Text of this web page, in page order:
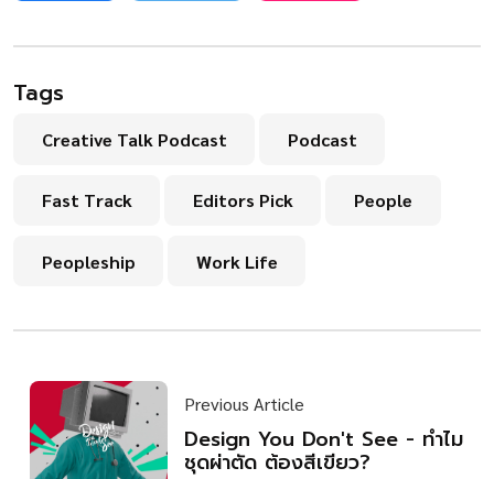
Tags
Creative Talk Podcast Podcast
Fast Track Editors Pick People
Peopleship Work Life
Previous Article
Design You Don't See - ทำไม
ชุดผ่าตัด ต้องสีเขียว?